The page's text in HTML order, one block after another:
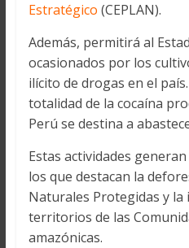
Estratégico (CEPLAN).
Además, permitirá al
ocasionados por los
ilícito de drogas en el
totalidad de la cocaína
Perú se destina a
Estas actividades
los que destacan la
Naturales Protegidas y la
territorios de las
amazónicas.